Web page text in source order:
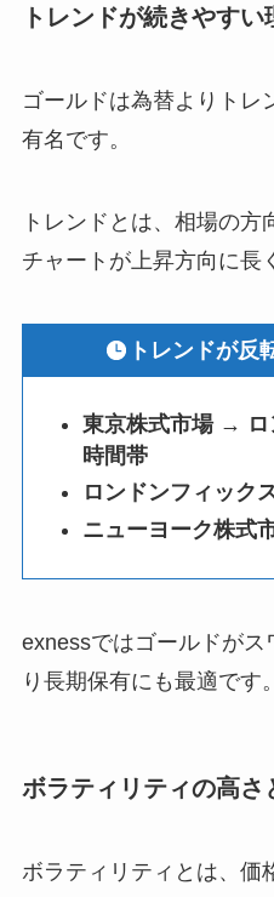
トレンドが続きやすい
ゴールドは為替よりトレ
有名です。
トレンドとは、相場の
チャートが上昇方向に長
トレンドが反
東京株式市場 → ロ
時間帯
ロンドンフィック
ニューヨーク株式
exnessではゴールドが
り長期保有にも最適です。
ボラティリティの高さ
ボラティリティとは、価